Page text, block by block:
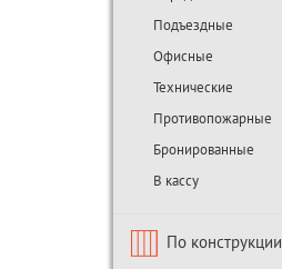
Подъездные
Офисные
Технические
Противопожарные
Бронированные
В кассу
По конструкции